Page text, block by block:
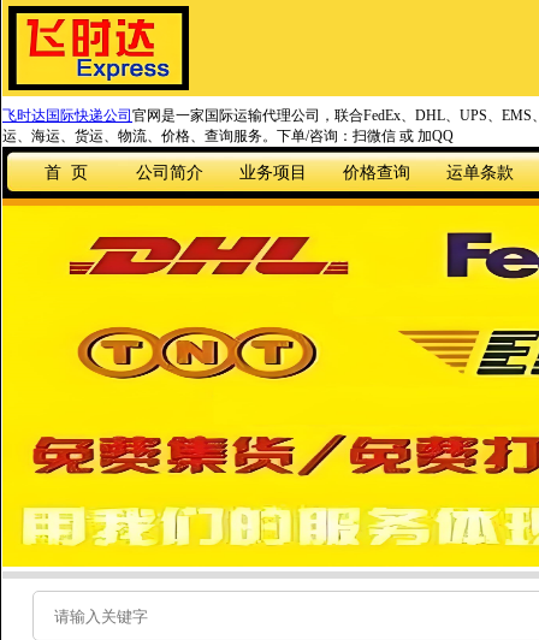
飞时达国际快递公司 官网是一家国际运输代理公司，联合FedEx、DHL、UPS、
运、海运、货运、物流、价格、查询服务。下单/咨询：扫微信 或 加QQ
首 页 公司简介 业务项目 价格查询 运单条款